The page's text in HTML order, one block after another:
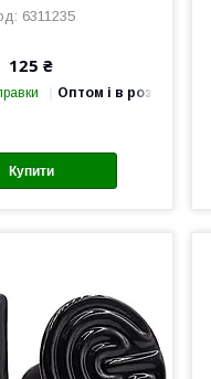
6311235
125 ₴
Оптом і в роздріб
Купити